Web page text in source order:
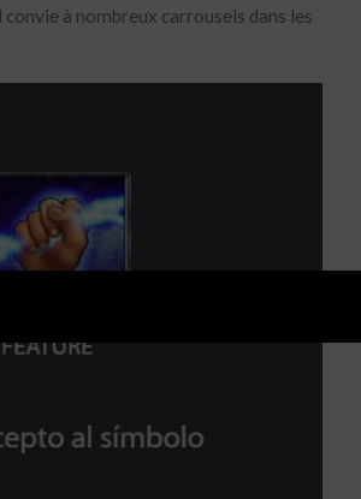
à nombreux carrousels dans les